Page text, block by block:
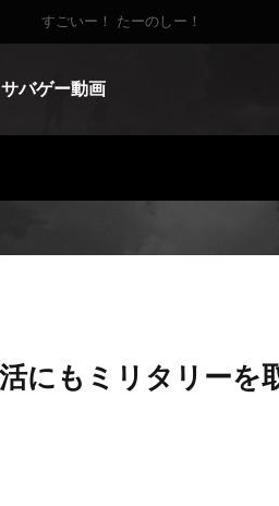
すごいー！ たーのしー！
サバゲー動画
にもミリタリーを